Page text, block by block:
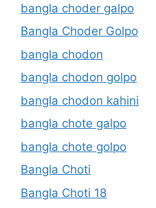
bangla choder galpo
Bangla Choder Golpo
bangla chodon
bangla chodon golpo
bangla chodon kahini
bangla chote galpo
bangla chote golpo
Bangla Choti
Bangla Choti 18